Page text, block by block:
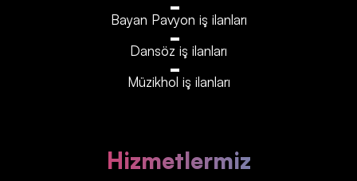
Bayan Pavyon iş ilanları
Dansöz iş ilanları
Müzikhol iş ilanları
Hizmetlermiz